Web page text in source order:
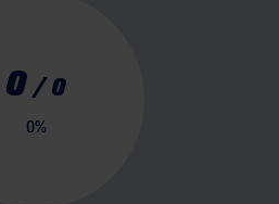
0/ 0
0%